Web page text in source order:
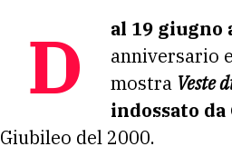
Dal 19
anniversario
mostra Veste
indossato
Giubileo del 2000.